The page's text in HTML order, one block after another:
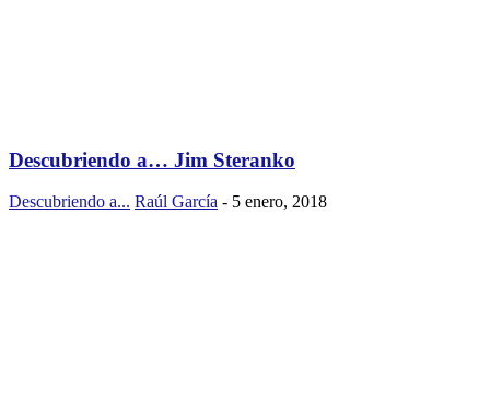
Descubriendo a… Jim Steranko
Descubriendo a... Raúl García - 5 enero, 2018